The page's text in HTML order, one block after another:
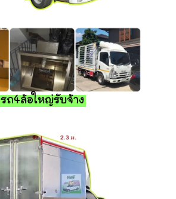
รถ4ล้อใหญ่รับจ้าง